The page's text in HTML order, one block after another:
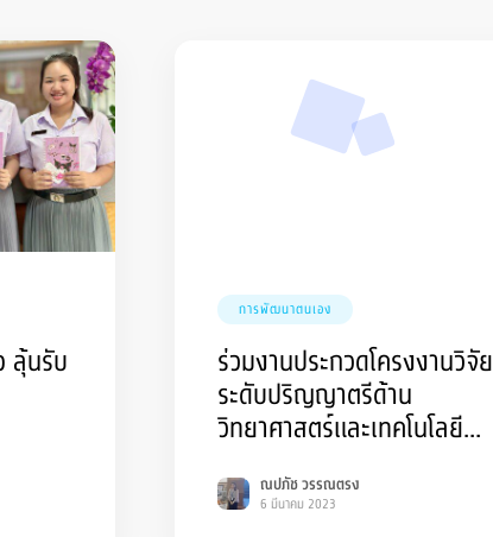
ลุ้นรับ
การพัฒนาตนเอง
ร่วมงานประกวดโครงงานวิจัย
ระดับปริญญาตรีด้าน
วิทยาศาสตร์และเทคโนโลยี
ชาติและนานาชาติ ครั้งที่ 6
ณปภัช วรรณตรง
6 มีนาคม 2023